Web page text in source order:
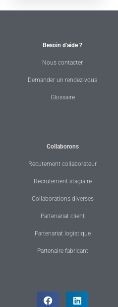
Besoin d'aide ?
Nous contacter
Demander un rendez-vous
Glossaire
Collaborons
Recutement collaborateur
Recrutement stagiaire
Collaborations diverses
Partenariat client
Partenariat logistique
Partenaire fabricant